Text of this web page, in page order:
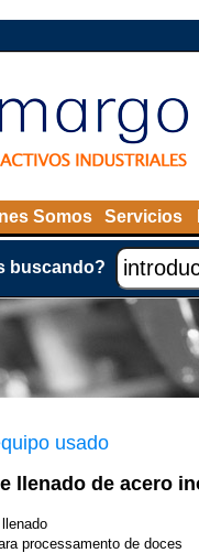
Somos Servicios
buscando?
usado
llenado de acero
processamento de doces